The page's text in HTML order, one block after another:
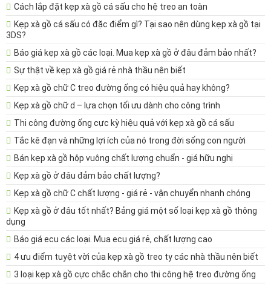
Cách lắp đặt kẹp xà gồ cá sấu cho hệ treo an toàn
Kẹp xà gồ cá sấu có đặc điểm gì? Tại sao nên dùng kẹp xà gồ tại
3DS?
Báo giá kẹp xà gồ các loại. Mua kẹp xà gồ ở đâu đảm bảo nhất?
Sự thật về kẹp xà gồ giá rẻ nhà thầu nên biết
Kẹp xà gồ chữ C treo đường ống có hiệu quả hay không?
Kẹp xà gồ chữ d – lựa chọn tối ưu dành cho công trình
Thi công đường ống cực kỳ hiệu quả với kẹp xà gồ cá sấu
Tắc kê đạn và những lợi ích của nó trong đời sống con người
Bán kẹp xà gồ hộp vuông chất lượng chuẩn - giá hữu nghị
Kẹp xà gồ ở đâu đảm bảo chất lượng?
Kẹp xà gồ chữ C chất lượng - giá rẻ - vận chuyển nhanh chóng
Kẹp xà gồ ở đâu tốt nhất? Bảng giá một số loại kẹp xà gồ thông
dụng
Báo giá ecu các loại. Mua ecu giá rẻ, chất lượng cao
4 ưu điểm tuyệt vời của kẹp xà gồ treo ty các nhà thầu nên biết
3 loại kẹp xà gồ cực chắc chắn cho thi công hệ treo đường ống